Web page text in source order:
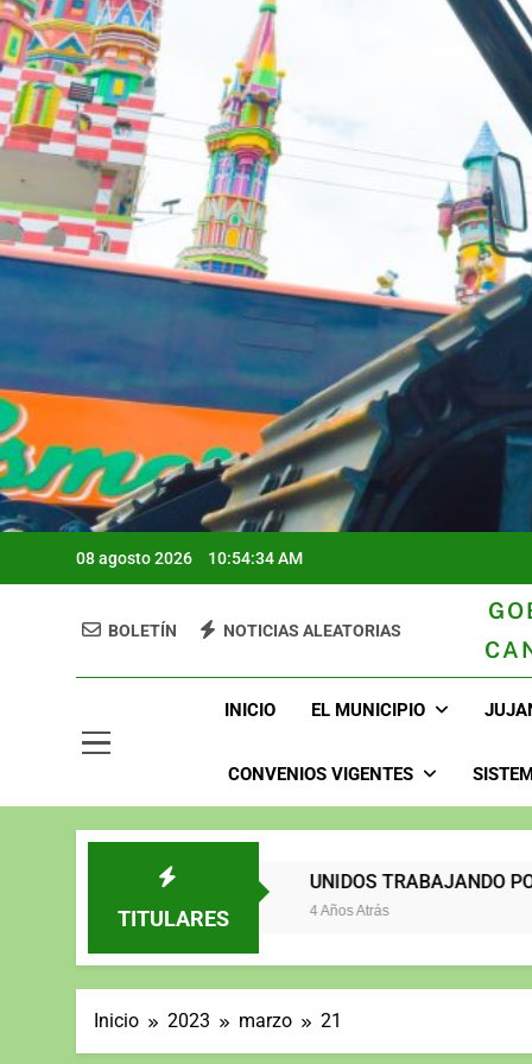
08 agosto 2026 10:54:35 AM
BOLETÍN NOTICIAS ALEATORIAS
INICIO EL MUNICIPIO
CONVENIOS VIGENTES
TITULARES
3 Años Atrás
UNIDOS
4 Años Atrás
Inicio 2023 marzo 21